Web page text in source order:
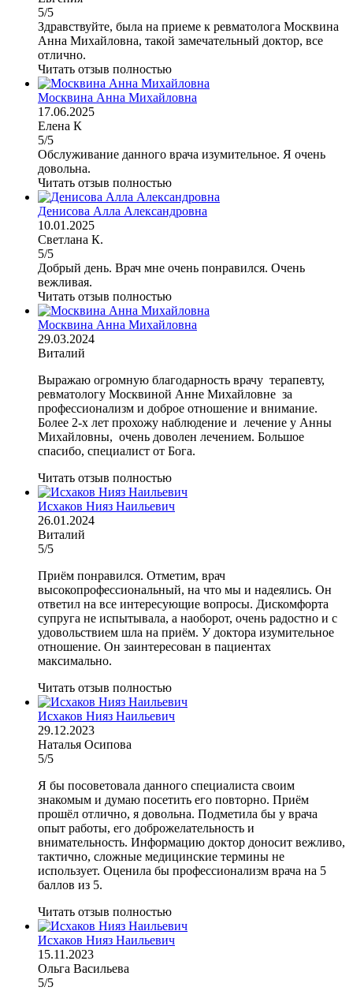
5/5
Здравствуйте, была на приеме к ревматолога Москвина
Анна Михайловна, такой замечательный доктор, все
отлично.
Читать отзыв полностью
Москвина Анна Михайловна
17.06.2025
Елена К
5/5
Обслуживание данного врача изумительное. Я очень
довольна.
Читать отзыв полностью
Денисова Алла Александровна
10.01.2025
Светлана К.
5/5
Добрый день. Врач мне очень понравился. Очень
вежливая.
Читать отзыв полностью
Москвина Анна Михайловна
29.03.2024
Виталий
Выражаю огромную благодарность врачу терапевту,
ревматологу Москвиной Анне Михайловне за
профессионализм и доброе отношение и внимание.
Более 2-х лет прохожу наблюдение и лечение у Анны
Михайловны, очень доволен лечением. Большое
спасибо, специалист от Бога.
Читать отзыв полностью
Исхаков Нияз Наильевич
26.01.2024
Виталий
5/5
Приём понравился. Отметим, врач
высокопрофессиональный, на что мы и надеялись. Он
ответил на все интересующие вопросы. Дискомфорта
супруга не испытывала, а наоборот, очень радостно и с
удовольствием шла на приём. У доктора изумительное
отношение. Он заинтересован в пациентах
максимально.
Читать отзыв полностью
Исхаков Нияз Наильевич
29.12.2023
Наталья Осипова
5/5
Я бы посоветовала данного специалиста своим
знакомым и думаю посетить его повторно. Приём
прошёл отлично, я довольна. Подметила бы у врача
опыт работы, его доброжелательность и
внимательность. Информацию доктор доносит вежливо,
тактично, сложные медицинские термины не
использует. Оценила бы профессионализм врача на 5
баллов из 5.
Читать отзыв полностью
Исхаков Нияз Наильевич
15.11.2023
Ольга Васильева
5/5